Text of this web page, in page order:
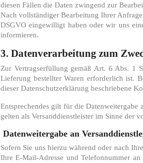
diesen Fällen die Daten zwingend zur
Nach vollständiger Bearbeitung Ihrer
DSGVO eingewilligt haben oder wir uns
informieren.
3. Datenverarbeitung zum
Zur Vertragserfüllung gemäß Art. 6 Abs. 1
Lieferung bestellter Waren erforderlich ist.
dieser Datenschutzerklärung beschriebene
Entsprechendes gilt für die Datenweitergabe
gelten als Versanddienstleister im Sinne der
Datenweitergabe an
Sofern Sie uns hierzu während oder nach
Ihre E-Mail-Adresse und Telefonnummer